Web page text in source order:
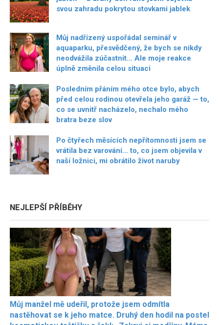
svou zahradu pokrytou stovkami jablek
Můj nadřízený uspořádal seminář v
aquaparku, přesvědčený, že bych se nikdy
neodvážila zúčastnit… Ale moje reakce
úplně změnila celou situaci
Posledním přáním mého otce bylo, abych
před celou rodinou otevřela jeho garáž — to,
co se uvnitř nacházelo, nechalo mého
bratra beze slov
Po čtyřech měsících nepřítomnosti jsem se
vrátila bez varování… to, co jsem objevila v
naší ložnici, mi obrátilo život naruby
NEJLEPŠÍ PŘÍBĚHY
Můj manžel mě udeřil, protože jsem odmítla
nastěhovat se k jeho matce. Druhý den hodil na postel